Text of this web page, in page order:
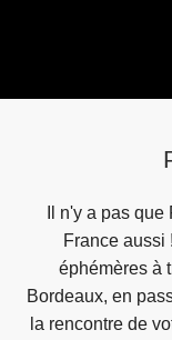
Il n'y a pas
France aussi
éphémères à
Bordeaux, en
la rencontre de